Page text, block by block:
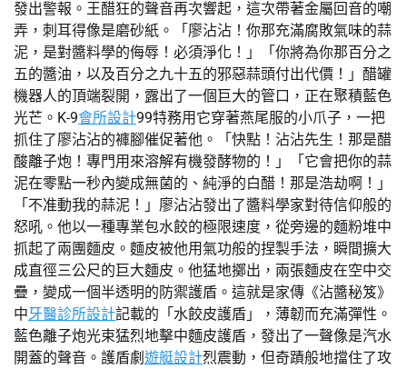
發出警報。王醋狂的聲音再次響起，這次帶著金屬回音的嘲
弄，刺耳得像是磨砂紙。「廖沾沾！你那充滿腐敗氣味的蒜
泥，是對醬料學的侮辱！必須淨化！」「你將為你那百分之
五的醬油，以及百分之九十五的邪惡蒜頭付出代價！」醋罐
機器人的頂端裂開，露出了一個巨大的管口，正在聚積藍色
光芒。K-9會所設計99特務用它穿著燕尾服的小爪子，一把
抓住了廖沾沾的褲腳催促著他。「快點！沾沾先生！那是醋
酸離子炮！專門用來溶解有機發酵物的！」「它會把你的蒜
泥在零點一秒內變成無菌的、純淨的白醋！那是浩劫啊！」
「不准動我的蒜泥！」廖沾沾發出了醬料學家對待信仰般的
怒吼。他以一種專業包水餃的極限速度，從旁邊的麵粉堆中
抓起了兩團麵皮。麵皮被他用氣功般的捏製手法，瞬間擴大
成直徑三公尺的巨大麵皮。他猛地擲出，兩張麵皮在空中交
疊，變成一個半透明的防禦護盾。這就是家傳《沾醬秘笈》
中牙醫診所設計記載的「水餃皮護盾」，薄韌而充滿彈性。
藍色離子炮光束猛烈地擊中麵皮護盾，發出了一聲像是汽水
開蓋的聲音。護盾劇 遊艇設計烈震動，但奇蹟般地擋住了攻